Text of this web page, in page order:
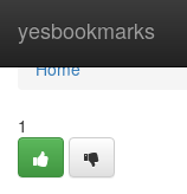
yesbookmarks
Home
Home
1